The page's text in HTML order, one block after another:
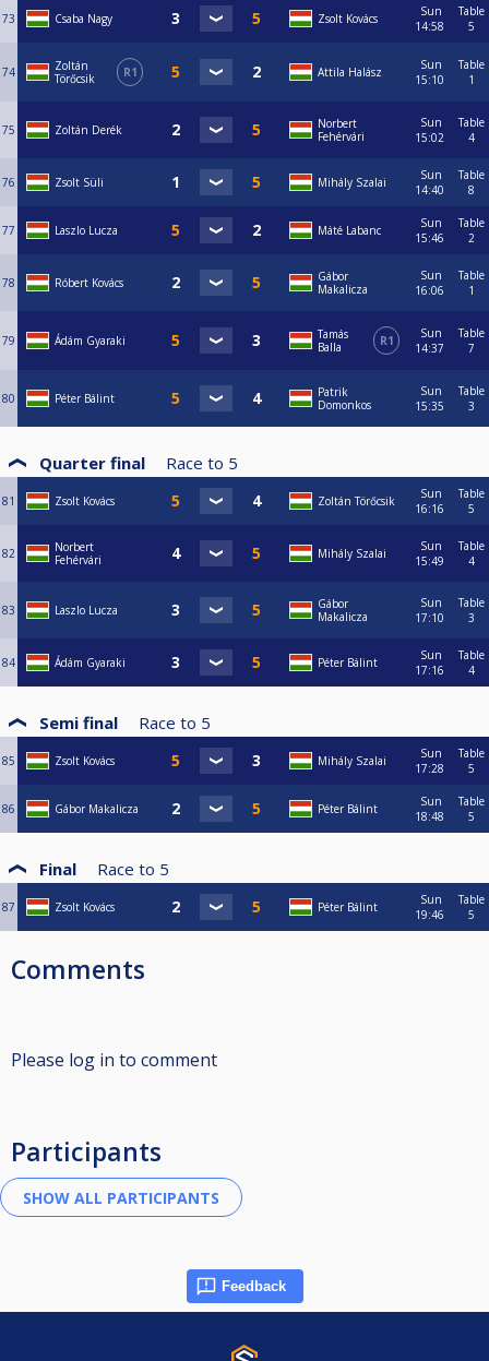
73 Csaba Nagy Zsolt Kovács
Sun
14:58
Table
5
74
Zoltán
Törőcsik
R1 Attila Halász
Sun
15:10
Table
1
75 Zoltán Derék
Norbert
Fehérvári
Sun
15:02
Table
4
76 Zsolt Süli Mihály Szalai
Sun
14:40
Table
8
77 Laszlo Lucza Máté Labanc
Sun
15:46
Table
2
78 Róbert Kovács
Gábor
Makalicza
Sun
16:06
Table
1
79 Ádám Gyaraki
Tamás
Balla
R1
Sun
14:37
Table
7
80 Péter Bálint
Patrik
Domonkos
Sun
15:35
Table
3
Quarter final Race to 5
81 Zsolt Kovács Zoltán Törőcsik
Sun
16:16
Table
5
82
Norbert
Fehérvári
Mihály Szalai
Sun
15:49
Table
4
83 Laszlo Lucza
Gábor
Makalicza
Sun
17:10
Table
3
84 Ádám Gyaraki Péter Bálint
Sun
17:16
Table
4
Semi final Race to 5
85 Zsolt Kovács Mihály Szalai
Sun
17:28
Table
5
86 Gábor Makalicza Péter Bálint
Sun
18:48
Table
5
Final Race to 5
87 Zsolt Kovács Péter Bálint
Sun
19:46
Table
5
Comments
Please log in to comment
Participants
Feedback